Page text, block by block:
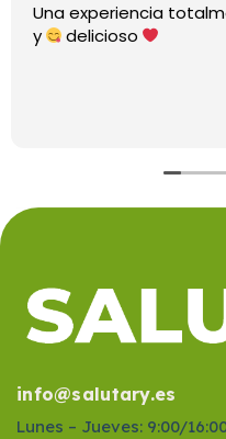
Una experiencia
y
delicioso
info@salutary.es
Lunes – Jueves: 9:00/